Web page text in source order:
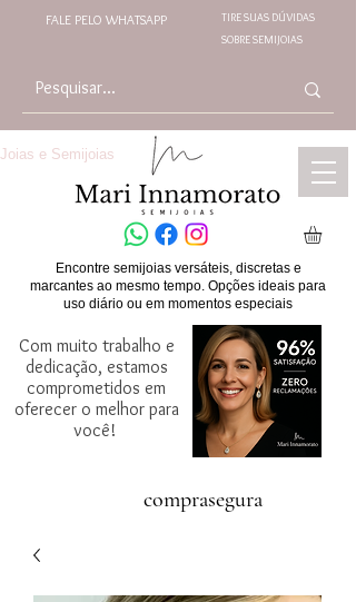
FALE PELO WHATSAPP
TIRE SUAS DÚVIDAS
SOBRE SEMIJOIAS
Joias e Semijoias
Encontre semijoias versáteis, discretas e
marcantes ao mesmo tempo. Opções ideais para
uso diário ou em momentos especiais
Com muito trabalho e
dedicação, estamos
comprometidos em
oferecer o melhor para
você!
comprasegura